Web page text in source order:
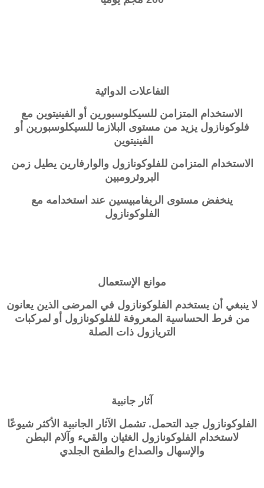
التفاعلات الدوائية
الاستخدام المتزامن للسيكلوسبورين أو الفينيتوين مع
فلوكونازول يزيد من مستوى البلازما للسيكلوسبورين أو
الفينيتوين
الاستخدام المتزامن للفلوكونازول والوارفارين يطيل زمن
البروثرومبين
ينخفض ​​مستوى الريفامبيسين عند استخدامه مع
الفلوكونازول
موانع الإستعمال
لا ينبغي أن يستخدم الفلوكونازول في المرضى الذين يعانون
من فرط الحساسية المعروفة للفلوكونازول أو لمركبات
التريازول ذات الصلة
آثار جانبية
الفلوكونازول جيد التحمل. تشمل الآثار الجانبية الأكثر شيوعًا
لاستخدام الفلوكونازول الغثيان والقيء وآلام البطن
والإسهال والصداع والطفح الجلدي